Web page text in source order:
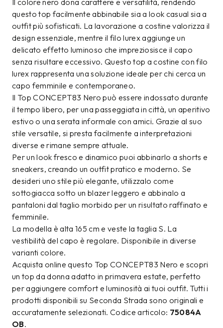
Il colore nero dona carattere e versatilità, rendendo
questo top facilmente abbinabile sia a look casual sia a
outfit più sofisticati. La lavorazione a costine valorizza il
design essenziale, mentre il filo lurex aggiunge un
delicato effetto luminoso che impreziosisce il capo
senza risultare eccessivo. Questo top a costine con filo
lurex rappresenta una soluzione ideale per chi cerca un
capo femminile e contemporaneo.
Il Top CONCEPT83 Nero può essere indossato durante
il tempo libero, per una passeggiata in città, un aperitivo
estivo o una serata informale con amici. Grazie al suo
stile versatile, si presta facilmente a interpretazioni
diverse e rimane sempre attuale.
Per un look fresco e dinamico puoi abbinarlo a shorts e
sneakers, creando un outfit pratico e moderno. Se
desideri uno stile più elegante, utilizzalo come
sottogiacca sotto un blazer leggero e abbinalo a
pantaloni dal taglio morbido per un risultato raffinato e
femminile.
La modella è alta 165 cm e veste la taglia S. La
vestibilità del capo è regolare. Disponibile in diverse
varianti colore.
Acquista online questo Top CONCEPT83 Nero e scopri
un top da donna adatto in primavera estate, perfetto
per aggiungere comfort e luminosità ai tuoi outfit. Tutti i
prodotti disponibili su Seconda Strada sono originali e
accuratamente selezionati. Codice articolo: 75084A
OB.